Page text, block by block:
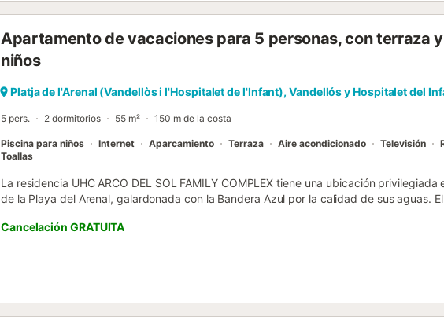
Apartamento de vacaciones para 5 personas, con terraza
niños
Platja de l'Arenal (Vandellòs i l'Hospitalet de l'Infant), Vandellós y Hospitalet del
5 pers. 2 dormitorios 55 m² 150 m de la costa
Piscina para niños Internet Aparcamiento Terraza Aire acondicionado Televisión
Toallas
La residencia UHC ARCO DEL SOL FAMILY COMPLEX tiene una ubicación privilegiada
de la Playa del Arenal, galardonada con la Bandera Azul por la calidad de sus aguas.
familia enfrente de la playa. Sin turismo de masas, pudiendo disfrutar de la absoluta
playas y de la proximidad de una zona montañosa para practicar actividades al aire
abanico de posibilidades para explorar por los alrededores. DISTRIBUCIÓN: - Salón
pasaplatos al salón (americana) totalmente equipada. - Dormitorio principal con cama
Cancelación GRATUITA